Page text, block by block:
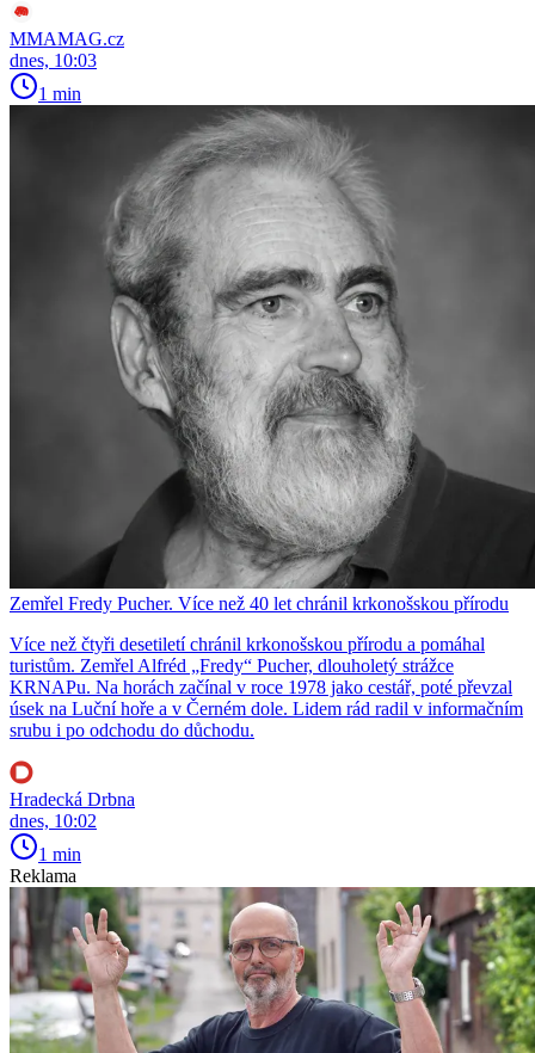
MMAMAG.cz
dnes, 10:03
1 min
Zemřel Fredy Pucher. Více než 40 let chránil krkonošskou přírodu
Více než čtyři desetiletí chránil krkonošskou přírodu a pomáhal
turistům. Zemřel Alfréd „Fredy“ Pucher, dlouholetý strážce
KRNAPu. Na horách začínal v roce 1978 jako cestář, poté převzal
úsek na Luční hoře a v Černém dole. Lidem rád radil v informačním
srubu i po odchodu do důchodu.
Hradecká Drbna
dnes, 10:02
1 min
Reklama